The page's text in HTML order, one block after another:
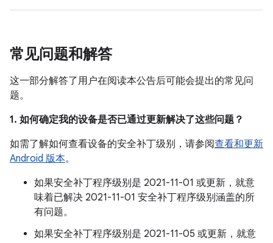
常见问题和解答
这一部分解答了用户在阅读本公告后可能会提出的常见问
题。
1. 如何确定我的设备是否已通过更新解决了这些问题？
如需了解如何查看设备的安全补丁级别，请参阅查看和更新
Android 版本。
如果安全补丁程序级别是 2021-11-01 或更新，就意
味着已解决 2021-11-01 安全补丁程序级别涵盖的所
有问题。
如果安全补丁程序级别是 2021-11-05 或更新，就意